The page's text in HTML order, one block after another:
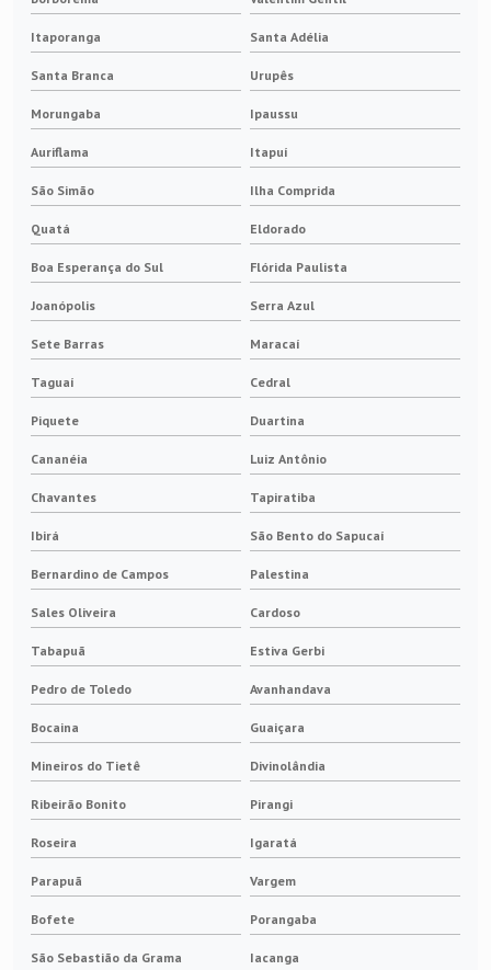
Itaporanga Santa Adélia
Santa Branca Urupês
Morungaba Ipaussu
Auriflama Itapuí
São Simão Ilha Comprida
Quatá Eldorado
Boa Esperança do Sul Flórida Paulista
Joanópolis Serra Azul
Sete Barras Maracaí
Taguaí Cedral
Piquete Duartina
Cananéia Luiz Antônio
Chavantes Tapiratiba
Ibirá São Bento do Sapucaí
Bernardino de Campos Palestina
Sales Oliveira Cardoso
Tabapuã Estiva Gerbi
Pedro de Toledo Avanhandava
Bocaina Guaiçara
Mineiros do Tietê Divinolândia
Ribeirão Bonito Pirangi
Roseira Igaratá
Parapuã Vargem
Bofete Porangaba
São Sebastião da Grama Iacanga